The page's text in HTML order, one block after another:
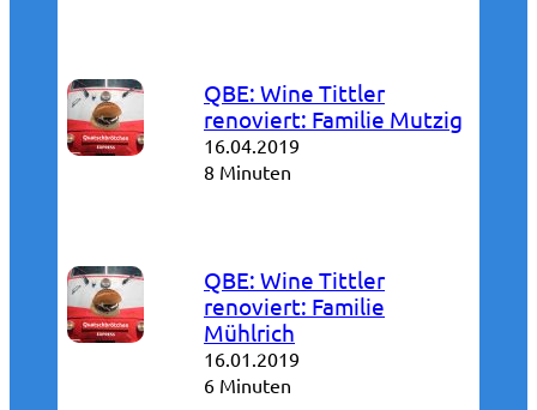
QBE: Wine Tittler
renoviert: Familie Mutzig
16.04.2019
8 Minuten
QBE: Wine Tittler
renoviert: Familie
Mühlrich
16.01.2019
6 Minuten